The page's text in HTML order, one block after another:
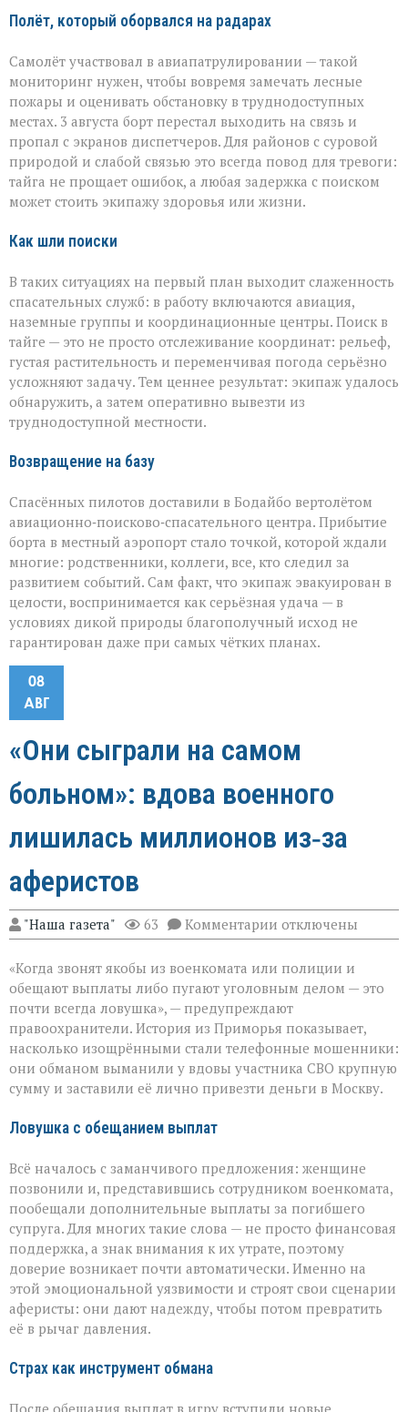
Полёт, который оборвался на радарах
Самолёт участвовал в авиапатрулировании — такой
мониторинг нужен, чтобы вовремя замечать лесные
пожары и оценивать обстановку в труднодоступных
местах. 3 августа борт перестал выходить на связь и
пропал с экранов диспетчеров. Для районов с суровой
природой и слабой связью это всегда повод для тревоги:
тайга не прощает ошибок, а любая задержка с поиском
может стоить экипажу здоровья или жизни.
Как шли поиски
В таких ситуациях на первый план выходит слаженность
спасательных служб: в работу включаются авиация,
наземные группы и координационные центры. Поиск в
тайге — это не просто отслеживание координат: рельеф,
густая растительность и переменчивая погода серьёзно
усложняют задачу. Тем ценнее результат: экипаж удалось
обнаружить, а затем оперативно вывезти из
труднодоступной местности.
Возвращение на базу
Спасённых пилотов доставили в Бодайбо вертолётом
авиационно‑поисково‑спасательного центра. Прибытие
борта в местный аэропорт стало точкой, которой ждали
многие: родственники, коллеги, все, кто следил за
развитием событий. Сам факт, что экипаж эвакуирован в
целости, воспринимается как серьёзная удача — в
условиях дикой природы благополучный исход не
гарантирован даже при самых чётких планах.
08
АВГ
«Они сыграли на самом
больном»: вдова военного
лишилась миллионов из‑за
аферистов
"Наша газета" 63 Комментарии к
записи
сыграли
на
самом
больном»:
вдова
военного
лишилась
миллионов
из‑за
отключены
«Когда звонят якобы из военкомата или полиции и
обещают выплаты либо пугают уголовным делом — это
почти всегда ловушка», — предупреждают
правоохранители. История из Приморья показывает,
насколько изощрёнными стали телефонные мошенники:
они обманом выманили у вдовы участника СВО крупную
сумму и заставили её лично привезти деньги в Москву.
Ловушка с обещанием выплат
Всё началось с заманчивого предложения: женщине
позвонили и, представившись сотрудником военкомата,
пообещали дополнительные выплаты за погибшего
супруга. Для многих такие слова — не просто финансовая
поддержка, а знак внимания к их утрате, поэтому
доверие возникает почти автоматически. Именно на
этой эмоциональной уязвимости и строят свои сценарии
аферисты: они дают надежду, чтобы потом превратить
её в рычаг давления.
Страх как инструмент обмана